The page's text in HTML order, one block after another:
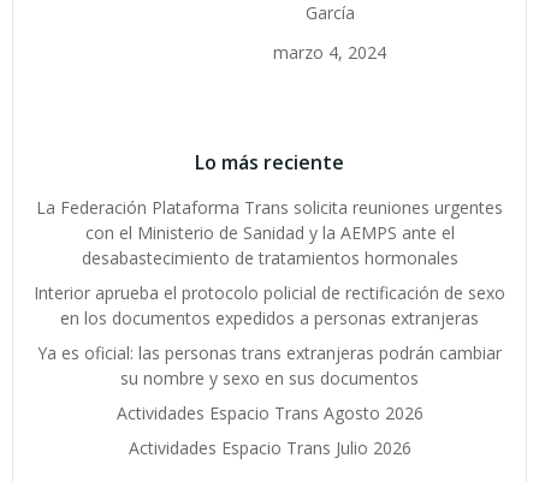
García
marzo 4, 2024
Lo más reciente
La Federación Plataforma Trans solicita reuniones urgentes
con el Ministerio de Sanidad y la AEMPS ante el
desabastecimiento de tratamientos hormonales
Interior aprueba el protocolo policial de rectificación de sexo
en los documentos expedidos a personas extranjeras
Ya es oficial: las personas trans extranjeras podrán cambiar
su nombre y sexo en sus documentos
Actividades Espacio Trans Agosto 2026
Actividades Espacio Trans Julio 2026